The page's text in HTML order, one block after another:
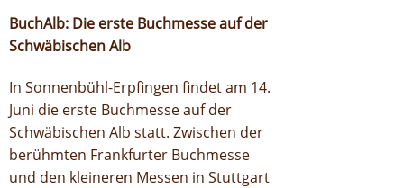
BuchAlb: Die erste Buchmesse auf der
Schwäbischen Alb
In Sonnenbühl-Erpfingen findet am 14.
Juni die erste Buchmesse auf der
Schwäbischen Alb statt. Zwischen der
berühmten Frankfurter Buchmesse
und den kleineren Messen in Stuttgart